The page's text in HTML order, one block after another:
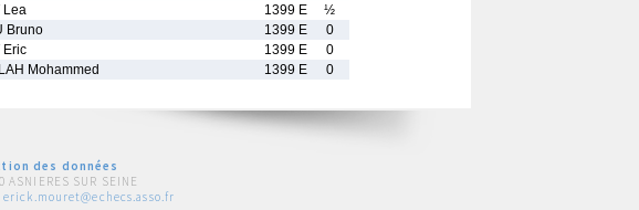
Lea 1399 E
½
Bruno 1399 E
0
Eric 1399 E
0
Mohammed 1399 E 0
des données
SUR SEINE
erick.mouret@echecs.asso.fr